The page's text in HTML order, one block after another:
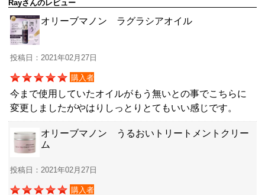
Rayさんのレビュー
オリーブマノン ラグラシアオイル
投稿日：2021年02月27日
購入者
今まで使用していたオイルがもう無いとの事でこちらに
変更しましたがやはりしっとりとてもいい感じです。
オリーブマノン うるおいトリートメントクリー
ム
投稿日：2021年02月27日
購入者